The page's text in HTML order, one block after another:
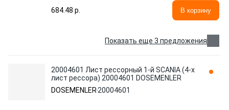
684.48 p.
В корзину
Показать еще 3 предложения
20004601 Лист рессорный 1-й SCANIA (4-х
лист рессора) 20004601 DOSEMENLER
DOSEMENLER 20004601